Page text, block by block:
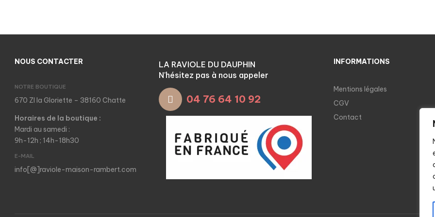
NOUS CONTACTER
NOTRE BOUTIQUE
670 ZI la Gloriette – 38160 Chatte
Horaires de la boutique :
Mardi au samedi :
9h-12h ; 14h-18h30
E-MAIL
info[@]raviole-maison-rambert.com
LA RAVIOLE DU DAUPHIN
N'hésitez pas à nous appeler
04 76 64 10 92
INFORMATIONS
Mentions légales
CGV
Contact